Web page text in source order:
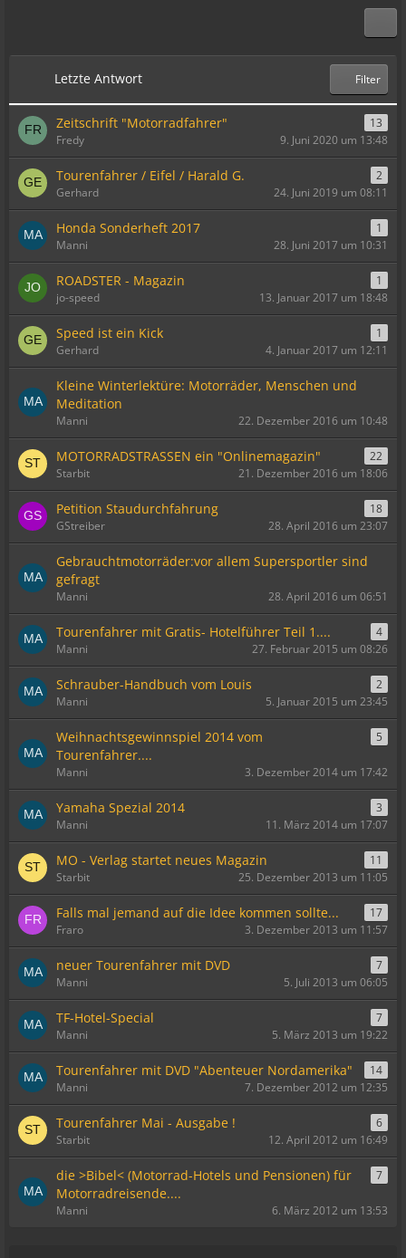
Letzte Antwort Filter
Zeitschrift "Motorradfahrer"
13
Fredy
9. Juni 2020 um 13:48
Tourenfahrer / Eifel / Harald G.
2
Gerhard
24. Juni 2019 um 08:11
Honda Sonderheft 2017
1
Manni
28. Juni 2017 um 10:31
ROADSTER - Magazin
1
jo-speed
13. Januar 2017 um 18:48
Speed ist ein Kick
1
Gerhard
4. Januar 2017 um 12:11
Kleine Winterlektüre: Motorräder, Menschen und
Meditation
Manni 22. Dezember 2016 um 10:48
MOTORRADSTRASSEN ein "Onlinemagazin"
22
Starbit
21. Dezember 2016 um 18:06
Petition Staudurchfahrung
18
GStreiber
28. April 2016 um 23:07
Gebrauchtmotorräder:vor allem Supersportler sind
gefragt
Manni 28. April 2016 um 06:51
Tourenfahrer mit Gratis- Hotelführer Teil 1....
4
Manni
27. Februar 2015 um 08:26
Schrauber-Handbuch vom Louis
2
Manni
5. Januar 2015 um 23:45
Weihnachtsgewinnspiel 2014 vom
Tourenfahrer....
5
Manni 3. Dezember 2014 um 17:42
Yamaha Spezial 2014
3
Manni
11. März 2014 um 17:07
MO - Verlag startet neues Magazin
11
Starbit
25. Dezember 2013 um 11:05
Falls mal jemand auf die Idee kommen sollte...
17
Fraro
3. Dezember 2013 um 11:57
neuer Tourenfahrer mit DVD
7
Manni
5. Juli 2013 um 06:05
TF-Hotel-Special
7
Manni
5. März 2013 um 19:22
Tourenfahrer mit DVD "Abenteuer Nordamerika"
14
Manni
7. Dezember 2012 um 12:35
Tourenfahrer Mai - Ausgabe !
6
Starbit
12. April 2012 um 16:49
die >Bibel< (Motorrad-Hotels und Pensionen) für
Motorradreisende....
7
Manni 6. März 2012 um 13:53